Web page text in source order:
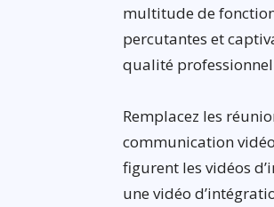
multitude de
percutantes et
qualité
Remplacez les
communication
figurent les vidéos
une vidéo